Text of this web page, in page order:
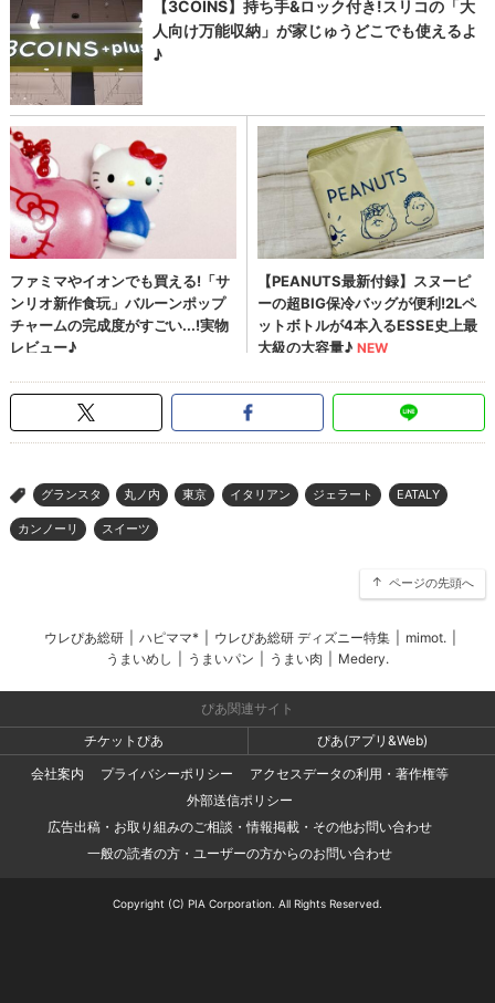
> グランスタ 丸ノ内 東京 イタリアン ジェラート EATALY
カンノーリ スイーツ
ページの先頭へ
ウレぴあ総研 ハピママ* ウレぴあ総研 ディズニー特集 mimot.
うまいめし
うまいパン うまい肉 Medery.
ぴあ関連サイト
チケットぴあ
ぴあ(アプリ&Web)
会社案内
プライバシーポリシー
アクセスデータの利用・著作権等
外部送信ポリシー
広告出稿・お取り組みのご相談・情報掲載・その他お問い合わせ
一般の読者の方・ユーザーの方からのお問い合わせ
Copyright (C) PIA Corporation. All Rights Reserved.